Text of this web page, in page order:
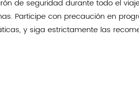
de seguridad durante todo el
Participe con precaución en
y siga estrictamente las